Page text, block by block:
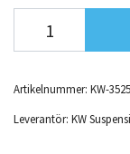
Artikelnummer: KW-
Leverantör: KW